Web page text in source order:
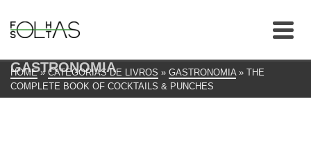
GASTRONOMIA
HOME » CATEGORIAS DE LIVROS » GASTRONOMIA » THE
COMPLETE BOOK OF COCKTAILS & PUNCHES